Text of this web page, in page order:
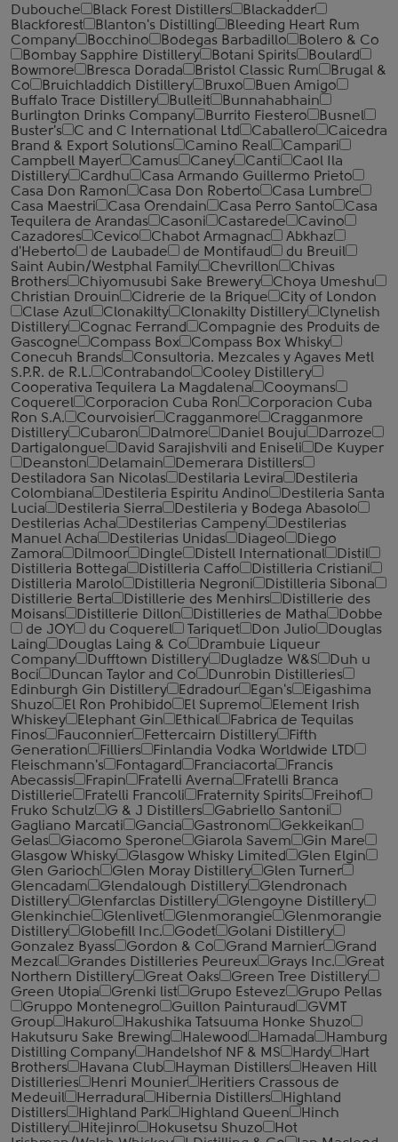
Dubouche
Black Forest Distillers
Blackadder
Blackforest
Blanton's Distilling
Bleeding Heart Rum
Company
Bocchino Bodegas Barbadillo
Bolero & Co
Bombay Sapphire Distillery
Botani Spirits
Boulard
Bowmore
Bresca Dorada Bristol Classic Rum
Brugal &
Co
Bruichladdich Distillery Bruxo
Buen Amigo
Buffalo Trace Distillery
Bulleit
Bunnahabhain
Burlington Drinks Company
Burrito Fiestero
Busnel
Buster's
C and C International Ltd Caballero
Caicedra
Brand & Export Solutions
Camino Real
Campari
Campbell Mayer
Camus Caney Canti
Caol Ila
Distillery
Cardhu
Casa Armando Guillermo Prieto
Casa Don Ramon
Casa Don Roberto
Casa Lumbre
Casa Maestri
Casa Orendain Casa Perro Santo
Casa
Tequilera de Arandas
Casoni Castarede
Cavino
Cazadores
Cevico Chabot Armagnac
Abkhaz
d'Heberto
de Laubade de Montifaud
du Breuil
Saint Aubin/Westphal Family
Chevrillon
Chivas
Brothers
Chiyomusubi Sake Brewery
Choya Umeshu
Christian Drouin
Cidrerie de la Brique
City of London
Clase Azul
Clonakilty Clonakilty Distillery
Clynelish
Distillery
Cognac Ferrand
Compagnie des Produits de
Gascogne
Compass Box
Compass Box Whisky
Conecuh Brands
Consultoria. Mezcales y Agaves Metl
S.P.R. de R.L.
Contrabando
Cooley Distillery
Cooperativa Tequilera La Magdalena
Cooymans
Coquerel
Corporacion Cuba Ron
Corporacion Cuba
Ron S.A.
Courvoisier Cragganmore
Cragganmore
Distillery
Cubaron Dalmore Daniel Bouju
Darroze
Dartigalongue
David Sarajishvili and Eniseli
De Kuyper
Deanston
Delamain
Demerara Distillers
Destiladora San Nicolas
Destilaria Levira
Destileria
Colombiana
Destileria Espiritu Andino
Destileria Santa
Lucia
Destileria Sierra
Destileria y Bodega Abasolo
Destilerias Acha
Destilerias Campeny
Destilerias
Manuel Acha
Destilerias Unidas Diageo
Diego
Zamora
Dilmoor Dingle Distell International
Distil
Distilleria Bottega
Distilleria Caffo
Distilleria Cristiani
Distilleria Marolo
Distilleria Negroni
Distilleria Sibona
Distillerie Berta
Distillerie des Menhirs
Distillerie des
Moisans
Distillerie Dillon Distilleries de Matha
Dobbe
de JOY
du Coquerel Tariquet Don Julio
Douglas
Laing
Douglas Laing & Co
Drambuie Liqueur
Company
Dufftown Distillery Dugladze W&S
Duh u
Boci
Duncan Taylor and Co
Dunrobin Distilleries
Edinburgh Gin Distillery
Edradour Egan's
Eigashima
Shuzo
El Ron Prohibido El Supremo
Element Irish
Whiskey
Elephant Gin Ethical
Fabrica de Tequilas
Finos
Fauconnier Fettercairn Distillery
Fifth
Generation
Filliers
Finlandia Vodka Worldwide LTD
Fleischmann's
Fontagard Franciacorta
Francis
Abecassis
Frapin Fratelli Averna
Fratelli Branca
Distillerie
Fratelli ‎Francoli Fraternity Spirits
Freihof
Fruko Schulz
G & J Distillers
Gabriello Santoni
Gagliano Marcati
Gancia Gastronom
Gekkeikan
Gelas
Giacomo Sperone Giarola Savem
Gin Mare
Glasgow Whisky
Glasgow Whisky Limited
Glen Elgin
Glen Garioch
Glen Moray Distillery
Glen Turner
Glencadam
Glendalough Distillery
Glendronach
Distillery
Glenfarclas Distillery
Glengoyne Distillery
Glenkinchie
Glenlivet Glenmorangie
Glenmorangie
Distillery
Globefill Inc. Godet
Golani Distillery
Gonzalez Byass
Gordon & Co Grand Marnier
Grand
Mezcal
Grandes Distilleries Peureux Grays Inc.
Great
Northern Distillery
Great Oaks
Green Tree Distillery
Green Utopia
Grenki list Grupo Estevez
Grupo Pellas
Gruppo Montenegro
Guillon Painturaud
GVMT
Group
Hakuro
Hakushika Tatsuuma Honke Shuzo
Hakutsuru Sake Brewing
Halewood Hamada
Hamburg
Distilling Company
Handelshof NF & MS Hardy
Hart
Brothers
Havana Club Hayman Distillers
Heaven Hill
Distilleries
Henri Mounier
Heritiers Crassous de
Medeuil
Herradura Hibernia Distillers
Highland
Distillers
Highland Park Highland Queen
Hinch
Distillery
Hitejinro Hokusetsu Shuzo
Hot